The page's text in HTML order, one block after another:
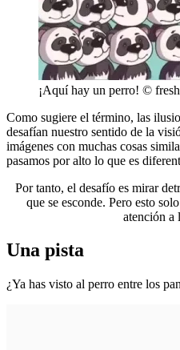
¡Aquí hay un perro! ©
Como sugiere el término, las
desafían nuestro sentido de la
imágenes con muchas cosas
pasamos por alto lo que es
Por tanto, el desafío es mirar
que se esconde. Pero esto
atención a
Una pista
¿Ya has visto al perro entre los